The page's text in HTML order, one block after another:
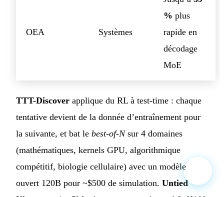
OEA Systèmes
% plus
rapide en
décodage
MoE
TTT-Discover applique du RL à test-time : chaque
tentative devient de la donnée d’entraînement pour
la suivante, et bat le best-of-Nsur 4 domaines
(mathématiques, kernels GPU, algorithmique
compétitif, biologie cellulaire) avec un modèle
ouvert 120B pour ~$500 de simulation. Untied